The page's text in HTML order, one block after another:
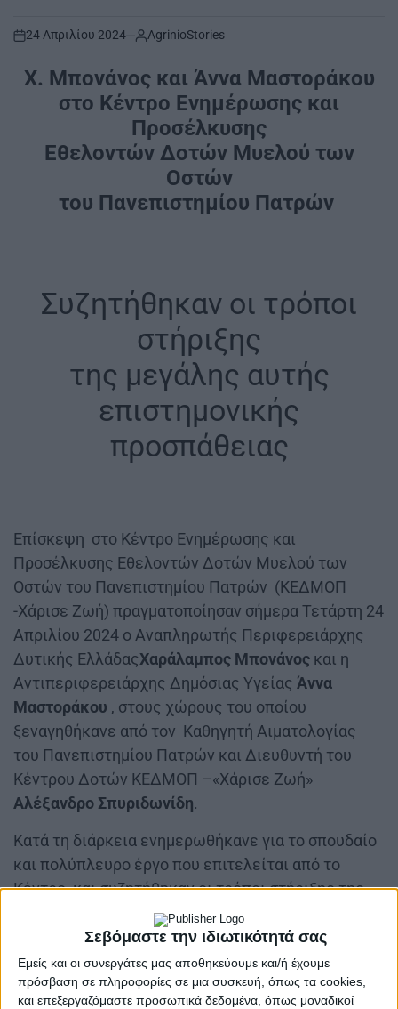
Σεβόμαστε την ιδιωτικότητά σας
Εμείς και οι συνεργάτες μας αποθηκεύουμε και/ή έχουμε
πρόσβαση σε πληροφορίες σε μια συσκευή, όπως τα cookies,
και επεξεργαζόμαστε προσωπικά δεδομένα, όπως μοναδικοί
on
24 Απριλίου 2024 AgrinioStories
Χ. Μπονάνος και Άννα Μαστοράκου
στο Κέντρο Ενημέρωσης και
Προσέλκυσης
Εθελοντών Δοτών Μυελού των
Οστών
του Πανεπιστημίου Πατρών
Συζητήθηκαν οι τρόποι
στήριξης
της μεγάλης αυτής
επιστημονικής
προσπάθειας
Επίσκεψη στο Κέντρο Ενημέρωσης και
Προσέλκυσης Εθελοντών Δοτών Μυελού των
Οστών του Πανεπιστημίου Πατρών (ΚΕΔΜΟΠ
-Χάρισε Ζωή) πραγματοποίησαν σήμερα Τετάρτη 24
Απριλίου 2024 ο Αναπληρωτής Περιφερειάρχης
Δυτικής ΕλλάδαςΧαράλαμπος Μπονάνος και η
Αντιπεριφερειάρχης Δημόσιας Υγείας Άννα
Μαστοράκου , στους χώρους του οποίου
ξεναγηθήκανε από τον Καθηγητή Αιματολογίας
του Πανεπιστημίου Πατρών και Διευθυντή του
Κέντρου Δοτών ΚΕΔΜΟΠ –«Χάρισε Ζωή»
Αλέξανδρο Σπυριδωνίδη.
Κατά τη διάρκεια ενημερωθήκανε για το σπουδαίο
και πολύπλευρο έργο που επιτελείται από το
Κέντρο και συζητήθηκαν οι τρόποι στήριξης της
μεγάλης αυτής επιστημονικής προσπάθειας.
Ο Αναπληρωτής Περιφερειάρχης, αφού έδωσε
πολλά συγχαρητήρια τόσο στον κ. Σπυριδωνίδη όσο
και σε όλους όσους προσφέρουν υπηρεσίες στο